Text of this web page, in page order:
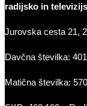
radijsko in
Jurovska cesta 21,
Davčna številka:
Matična številka: